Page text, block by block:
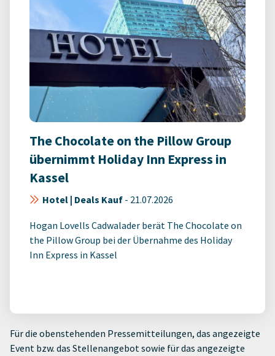
The Chocolate on the Pillow Group
übernimmt Holiday Inn Express in
Kassel
Hotel | Deals Kauf - 21.07.2026
Hogan Lovells Cadwalader berät The Chocolate on
the Pillow Group bei der Übernahme des Holiday
Inn Express in Kassel
Für die obenstehenden Pressemitteilungen, das angezeigte
Event bzw. das Stellenangebot sowie für das angezeigte